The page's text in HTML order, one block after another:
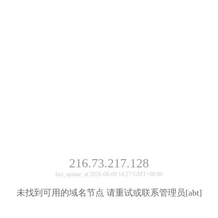
216.73.217.128
last_update_at 2026-08-09 14:27 GMT+08:00
未找到可用的域名节点 请重试或联系管理员[abt]